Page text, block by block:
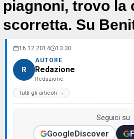
piagnoni, trovo la
scorretta. Su
16.12.2014 13:30
R
AUTORE
Redazione
Redazione
Tutti gli articoli →
Seguici su
GoogleDiscover